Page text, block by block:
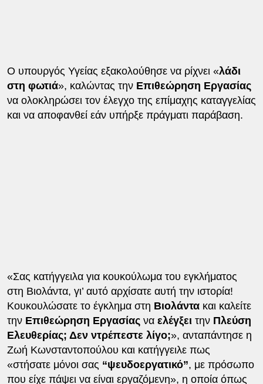
Ο υπουργός Υγείας εξακολούθησε να ρίχνει «λάδι
στη φωτιά», καλώντας την Επιθεώρηση Εργασίας
να ολοκληρώσει τον έλεγχο της επίμαχης καταγγελίας
και να αποφανθεί εάν υπήρξε πράγματι παράβαση.
«Σας κατήγγειλα για κουκούλωμα του εγκλήματος
στη Βιολάντα, γι’ αυτό αρχίσατε αυτή την ιστορία!
Κουκουλώσατε το έγκλημα στη Βιολάντα και καλείτε
την Επιθεώρηση Εργασίαςνα ελέγξει την Πλεύση
Ελευθερίας; Δεν ντρέπεστε λίγο;», ανταπάντησε η
Ζωή Κωνσταντοπούλου και κατήγγειλε πως
«στήσατε μόνοι σας “ψευδοεργατικό”, με πρόσωπο
που είχε πάψει να είναι εργαζόμενη», η οποία όπως